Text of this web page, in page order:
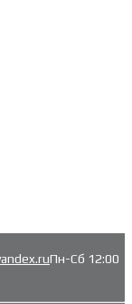
Пн-Сб 12:00